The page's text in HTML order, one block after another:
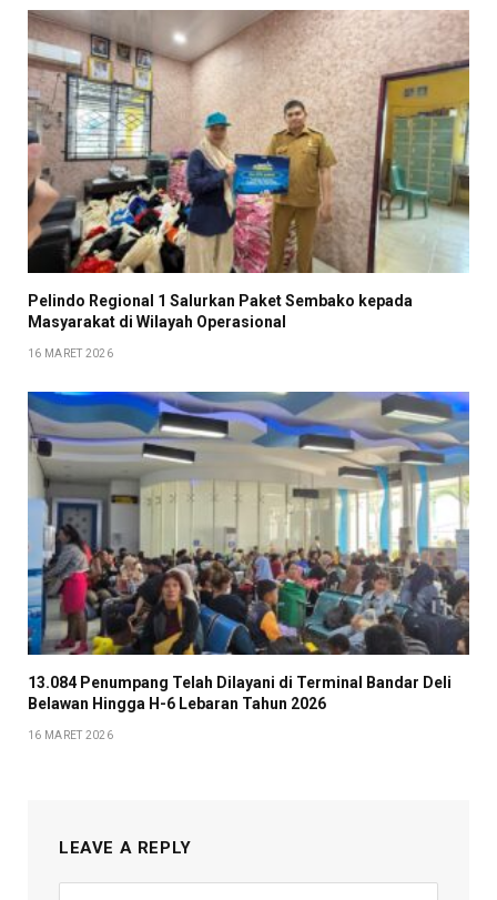
Pelindo Regional 1 Salurkan Paket Sembako kepada
Masyarakat di Wilayah Operasional
16 MARET 2026
13.084 Penumpang Telah Dilayani di Terminal Bandar Deli
Belawan Hingga H-6 Lebaran Tahun 2026
16 MARET 2026
LEAVE A REPLY